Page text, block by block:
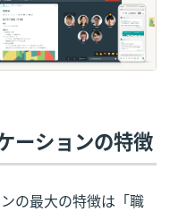
ーションの特徴
の最大の特徴は「職